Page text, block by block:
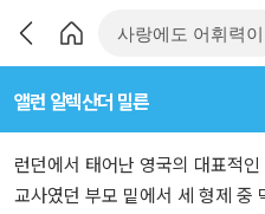
앨런 알렉산더 밀른
런던에서 태어난 영국의 대표적
교사였던 부모 밑에서 세 형제 중